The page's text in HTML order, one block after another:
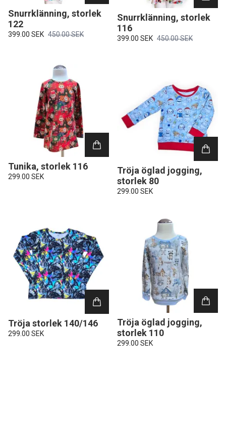
Snurrklänning, storlek
122
399.00 SEK 450.00 SEK
Snurrklänning, storlek
116
399.00 SEK 450.00 SEK
Tunika, storlek 116
299.00 SEK
Tröja öglad jogging,
storlek 80
299.00 SEK
Tröja storlek 140/146
299.00 SEK
Tröja öglad jogging,
storlek 110
299.00 SEK